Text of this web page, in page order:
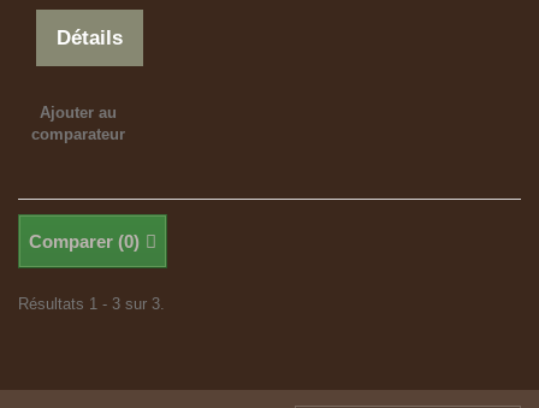
Détails
Ajouter au
comparateur
Comparer (0)
Résultats 1 - 3 sur 3.